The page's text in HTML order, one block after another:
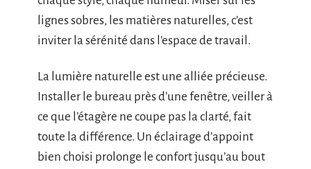
lignes sobres, les matières naturelles, c’est
inviter la sérénité dans l’espace de travail.
La lumière naturelle est une alliée précieuse.
Installer le bureau près d’une fenêtre, veiller à
ce que l’étagère ne coupe pas la clarté, fait
toute la différence. Un éclairage d’appoint
bien choisi prolonge le confort jusqu’au bout